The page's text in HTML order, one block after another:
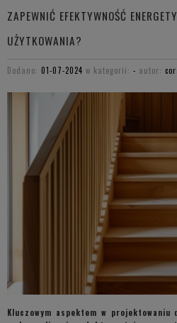
ZAPEWNIĆ EFEKTYWNOŚĆ
UŻYTKOWANIA?
Dodano: 01-07-2024 w kategorii: - autor:
Kluczowym aspektem w projektowaniu